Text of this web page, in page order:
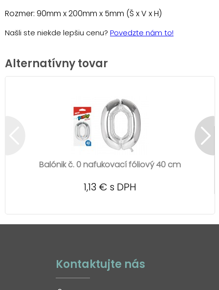
Rozmer: 90mm x 200mm x 5mm (Š x V x H)
Našli ste niekde lepšiu cenu? Povedzte nám to!
Alternatívny tovar
Balónik č. 0 nafukovací fóliový 40 cm
1,13 € s DPH
Kontaktujte nás